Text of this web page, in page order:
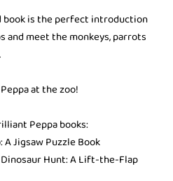
book is the perfect introduction
and meet the monkeys, parrots
at the zoo!
Peppa books:
Jigsaw Puzzle Book
Dinosaur Hunt: A Lift-the-Flap